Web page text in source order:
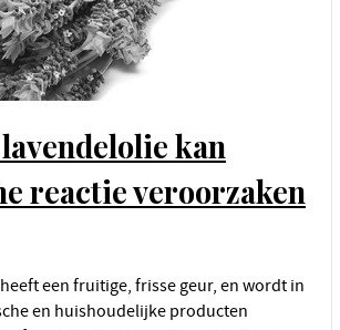
reactie veroorzaken
een fruitige, frisse geur, en wordt in
en huishoudelijke producten